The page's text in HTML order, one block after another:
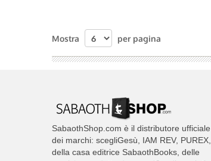
Mostra per pagina
SabaothShop.com è il distributore ufficiale
dei marchi: scegliGesù, IAM REV, PUREX,
della casa editrice SabaothBooks, delle